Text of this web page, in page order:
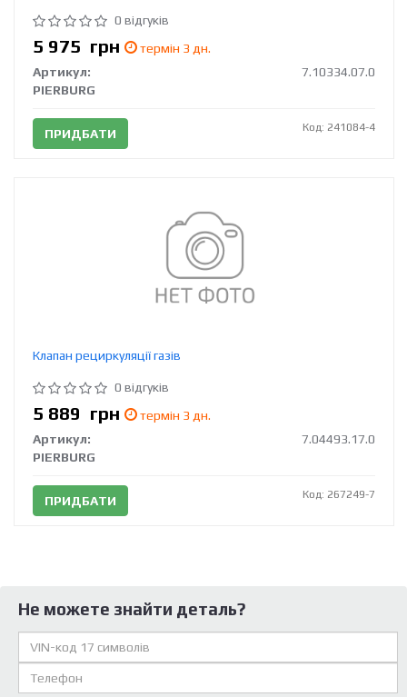
0 відгуків
5 975 грн
термін 3 дн.
Артикул:
7.10334.07.0
PIERBURG
ПРИДБАТИ Код: 241084-4
Клапан рециркуляції газів
0 відгуків
5 889 грн
термін 3 дн.
Артикул:
7.04493.17.0
PIERBURG
ПРИДБАТИ Код: 267249-7
Не можете знайти деталь?